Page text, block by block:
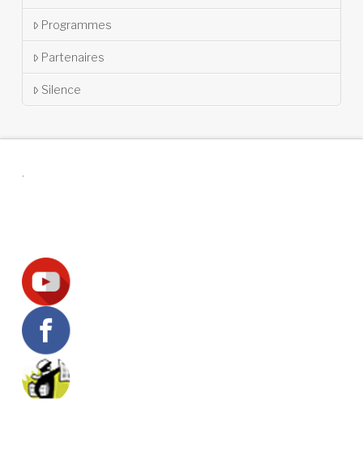
Programmes
Partenaires
Silence